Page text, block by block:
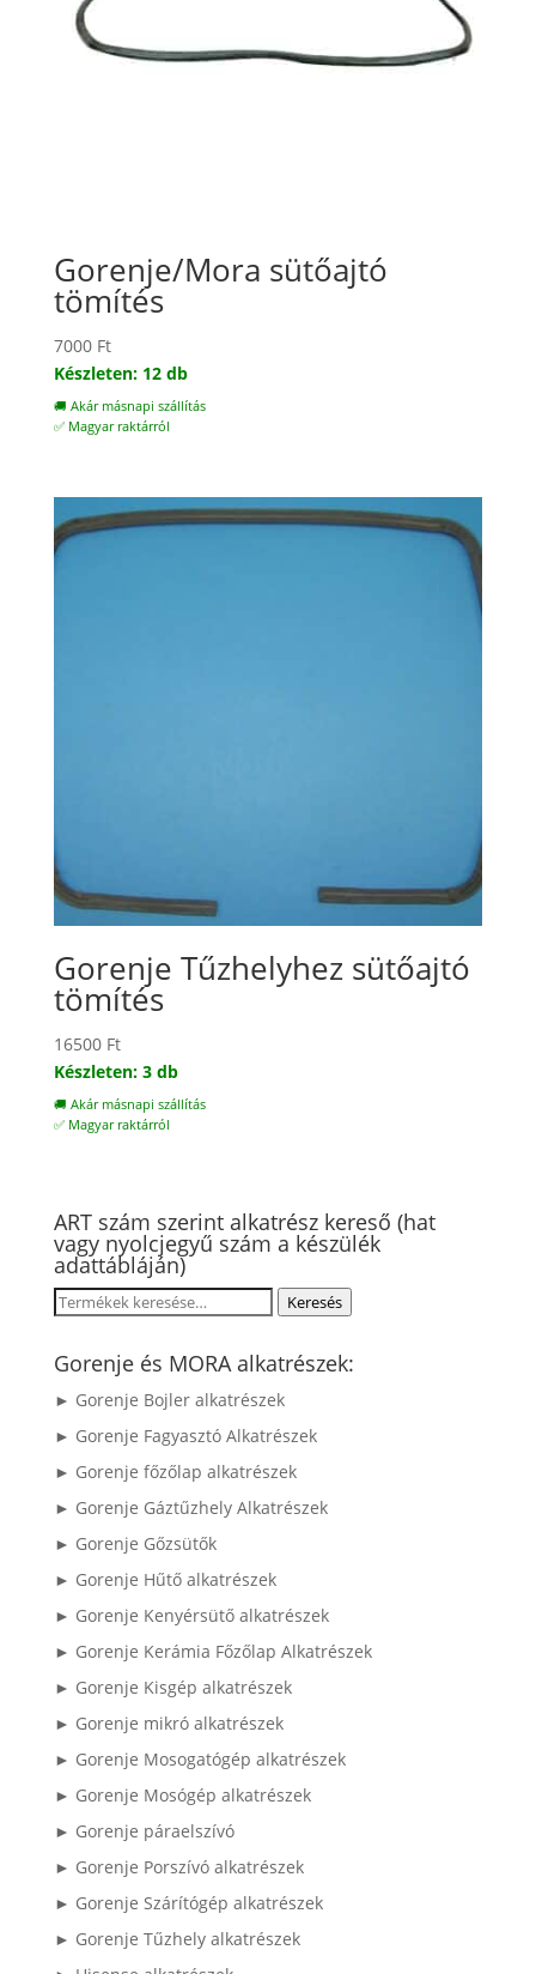
Gorenje/Mora sütőajtó
tömítés
7000 Ft
Készleten: 12 db
🚚 Akár másnapi szállítás
✅ Magyar raktárról
Gorenje Tűzhelyhez sütőajtó
tömítés
16500 Ft
Készleten: 3 db
🚚 Akár másnapi szállítás
✅ Magyar raktárról
ART szám szerint alkatrész kereső (hat
vagy nyolcjegyű szám a készülék
adattábláján)
Keresés
következőre:
Keresés
Gorenje és MORA alkatrészek:
► Gorenje Bojler alkatrészek
► Gorenje Fagyasztó Alkatrészek
► Gorenje főzőlap alkatrészek
► Gorenje Gáztűzhely Alkatrészek
► Gorenje Gőzsütők
► Gorenje Hűtő alkatrészek
► Gorenje Kenyérsütő alkatrészek
► Gorenje Kerámia Főzőlap Alkatrészek
► Gorenje Kisgép alkatrészek
► Gorenje mikró alkatrészek
► Gorenje Mosogatógép alkatrészek
► Gorenje Mosógép alkatrészek
► Gorenje páraelszívó
► Gorenje Porszívó alkatrészek
► Gorenje Szárítógép alkatrészek
► Gorenje Tűzhely alkatrészek